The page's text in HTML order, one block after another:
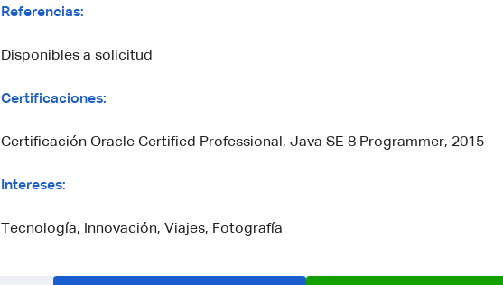
Referencias:
Disponibles a solicitud
Certificaciones:
Certificación Oracle Certified Professional, Java SE 8 Programmer, 2015
Intereses:
Tecnología, Innovación, Viajes, Fotografía